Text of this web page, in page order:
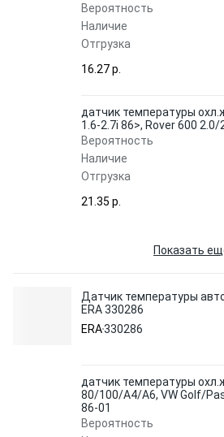
Вероятность
Наличие
Отгрузка
16.27 p.
датчик температуры
1.6-2.7i 86>, Rover 600 2.0/
Вероятность
Наличие
Отгрузка
21.35 p.
Показать
Датчик температуры
ERA 330286
ERA330286
датчик температуры
80/100/A4/A6, VW Golf/
86-01
Вероятность